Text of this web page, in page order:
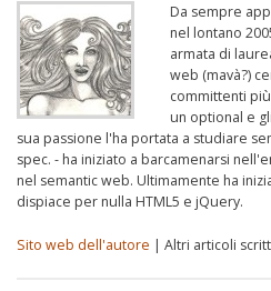
Da sempre
nel lontano
armata di
web (mavà?)
committenti
un optional e
sua passione l'ha portata a studiare
spec. - ha iniziato a barcamenarsi
nel semantic web. Ultimamente ha
dispiace per nulla HTML5 e jQuery.
Sito web dell'autore | Altri articoli